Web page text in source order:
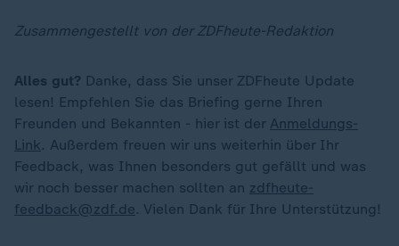
Zusammengestellt von der ZDFheute-Redaktion
Alles gut? Danke, dass Sie unser ZDFheute Update
lesen! Empfehlen Sie das Briefing gerne Ihren
Freunden und Bekannten - hier ist der Anmeldungs-
Link. Außerdem freuen wir uns weiterhin über Ihr
Feedback, was Ihnen besonders gut gefällt und was
wir noch besser machen sollten an zdfheute-
feedback@zdf.de. Vielen Dank für Ihre Unterstützung!